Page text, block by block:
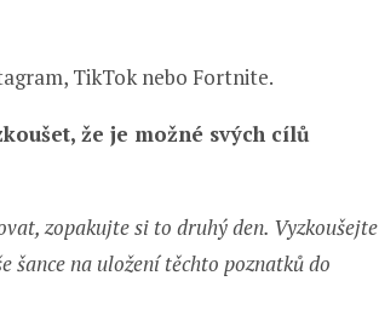
TikTok nebo Fortnite.
že je možné svých cílů
zopakujte si to druhý den. Vyzkoušejte
šance na uložení těchto poznatků do